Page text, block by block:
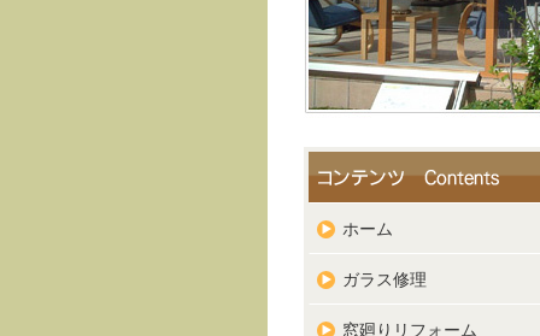
ホーム
ガラス修理
窓廻りリフォーム